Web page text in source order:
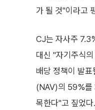
가 될 것"이라고
CJ는 자사주
대신 "자기주식
배당 정책이 발
(NAV)의 59%를
목한다"고 짚었다.